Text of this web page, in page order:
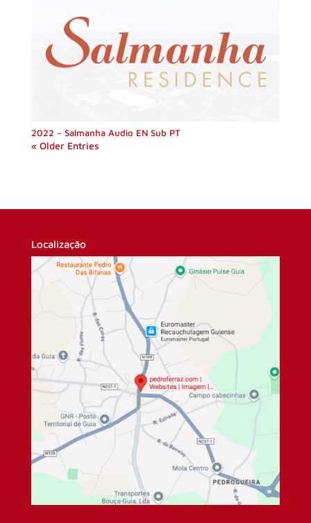
2022 – Salmanha Audio EN Sub PT
« Older Entries
Localização